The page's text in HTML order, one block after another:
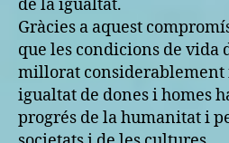
de la igualtat.
Gràcies a aquest
que les condicions de vida
millorat considerablement
igualtat de dones i homes
progrés de la humanitat i